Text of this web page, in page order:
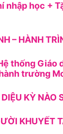
nhập học +
– HÀNH
thống
trường
KỲ NÀO
KHUYẾT